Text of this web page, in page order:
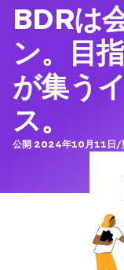
BDRは
ン。目
が集う
ス。
公開 2024年10月11日/